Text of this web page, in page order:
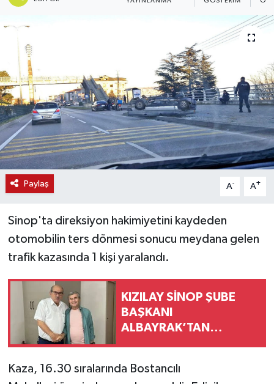
Paylaş A- A+
Sinop'ta direksiyon hakimiyetini kaydeden
otomobilin ters dönmesi sonucu meydana gelen
trafik kazasında 1 kişi yaralandı.
KIZILAY SİNOP ŞUBE
BAŞKANI
ALBAYRAK’TAN
Kaza, 16.30 sıralarında Bostancılı